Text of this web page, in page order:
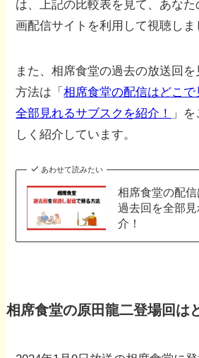
は、上記の比較表を見て、あな
画配信サイトを利用して視聴しま
また、相席食堂の過去の放送回
方法は「相席食堂の配信はどこ
全部見れるサブスクを紹介！
」
しく紹介しています。
あわせて読みたい
相席食堂の配
過去回を全部
介！
相席食堂の原田龍二登場回は